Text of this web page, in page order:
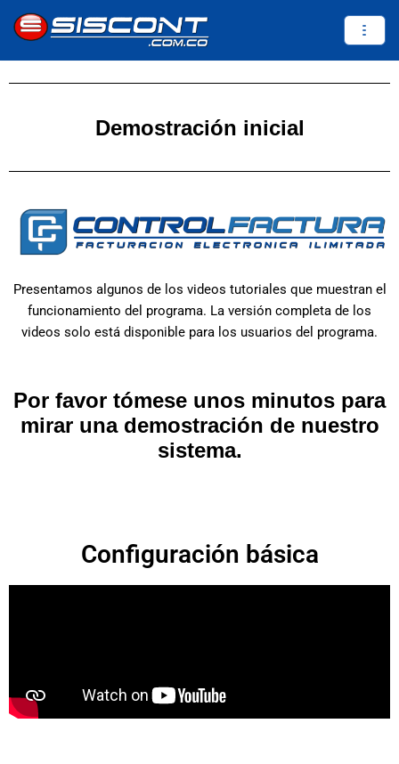
Demostración inicial
Presentamos algunos de los videos tutoriales que muestran el
funcionamiento del programa. La versión completa de los
videos solo está disponible para los usuarios del programa.
Por favor tómese unos minutos para
mirar una demostración de nuestro
sistema.
Configuración básica